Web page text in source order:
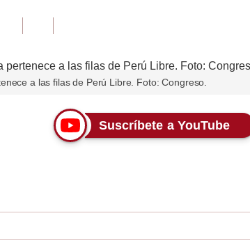
a las filas de Perú Libre. Foto: Congreso.
Suscríbete a YouTube